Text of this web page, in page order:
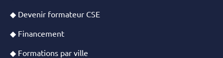
◆ Devenir formateur CSE
◆ Financement
◆ Formations par ville